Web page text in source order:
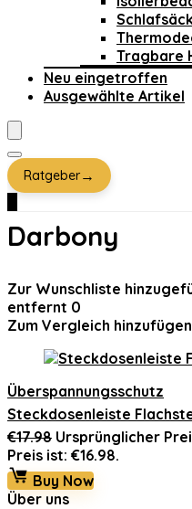
Tragbare
Neu eingetroffen
Ausgewählte Artikel
Ratgeber→
Darbony
Zur Wunschliste
entfernt 0
Zum Vergleich hinzufügen
Überspannungsschutz
Steckdosenleiste
€17.98 Ursprünglicher
Preis ist: €16.98.
Buy Now
Über uns